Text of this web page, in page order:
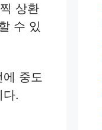
상환
수 있
중도
.